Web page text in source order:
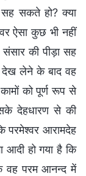
सकते हो? क्या
ऐसा कुछ भी नहीं
की पीड़ा सह
लेने के बाद वह
को पूर्ण रूप से
देहधारण से की
परमेश्वर आरामदेह
हो गया है कि
वह परम आनन्द में